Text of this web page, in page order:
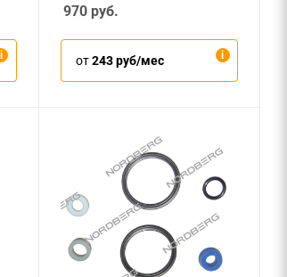
970руб.
от243 руб/мес